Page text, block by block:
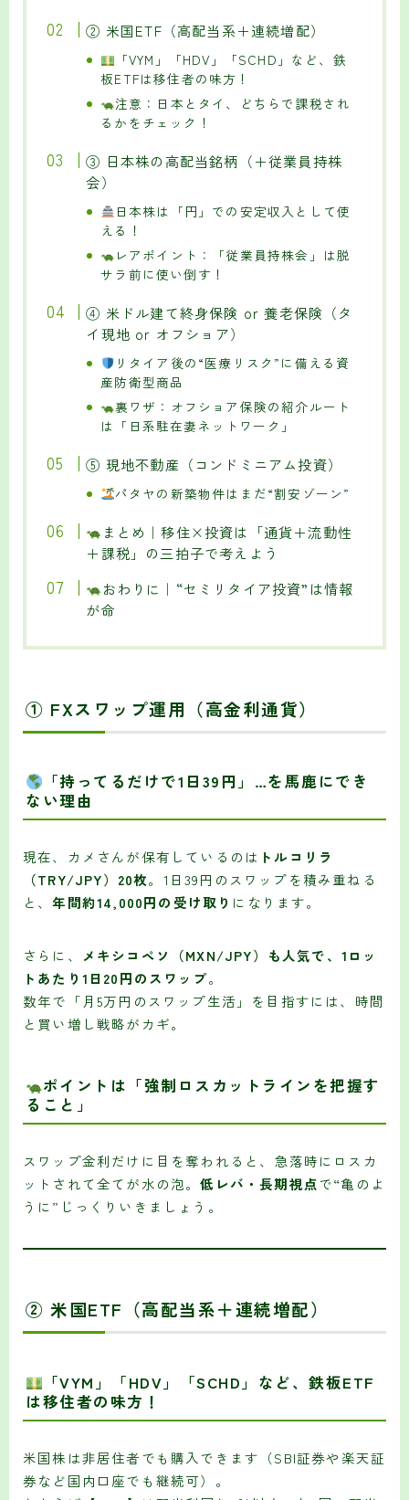
② 米国ETF（高配当系＋連続増配）
「VYM」「HDV」「SCHD」など、鉄
板ETFは移住者の味方！
注意：日本とタイ、どちらで課税され
るかをチェック！
③ 日本株の高配当銘柄（＋従業員持株
会）
日本株は「円」での安定収入として使
える！
レアポイント：「従業員持株会」は脱
サラ前に使い倒す！
④ 米ドル建て終身保険 or 養老保険（タ
イ現地 or オフショア）
リタイア後の“医療リスク”に備える資
産防衛型商品
裏ワザ：オフショア保険の紹介ルート
は「日系駐在妻ネットワーク」
⑤ 現地不動産（コンドミニアム投資）
パタヤの新築物件はまだ“割安ゾーン”
まとめ｜移住×投資は「通貨＋流動性
＋課税」の三拍子で考えよう
おわりに｜“セミリタイア投資”は情報
が命
① FXスワップ運用（高金利通貨）
「持ってるだけで1日39円」…を馬鹿にでき
ない理由
現在、カメさんが保有しているのは トルコリラ
（TRY/JPY）20枚。1日39円のスワップを積み重ねる
と、年間約14,000円の受け取り になります。
さらに、
メキシコペソ（MXN/JPY）も人気で、1ロッ
トあたり1日20円のスワップ。
数年で「月5万円のスワップ生活」を目指すには、時間
と買い増し戦略がカギ。
ポイントは「強制ロスカットラインを把握す
ること」
スワップ金利だけに目を奪われると、急落時にロスカ
ットされて全てが水の泡。低レバ・長期視点で“亀のよ
うに”じっくりいきましょう。
② 米国ETF（高配当系＋連続増配）
「VYM」「HDV」「SCHD」など、鉄板ETF
は移住者の味方！
米国株は非居住者でも購入できます（SBI証券や楽天証
券など国内口座でも継続可）。